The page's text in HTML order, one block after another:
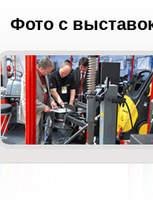
Фото с